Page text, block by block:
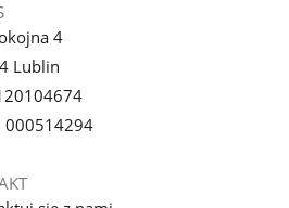
4
Lublin
000514294